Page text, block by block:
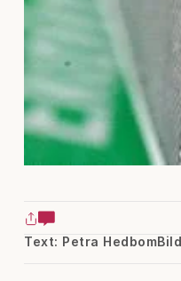
Text: Petra Hedbom